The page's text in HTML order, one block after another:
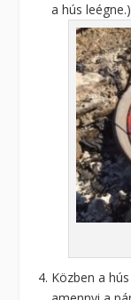
a hús leégne.)
Közben a